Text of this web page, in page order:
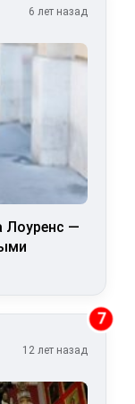
6 лет назад
Лоуренс —
7
12 лет назад